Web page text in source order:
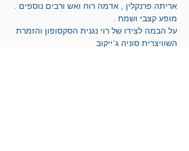
אריתה פרנקלין , אדמה רוח ואש ורבים נוספים .
מופע קצבי ושמח .
על הבמה לצידו של רוי נגנית הסקסופון והזמרת
השוויצרית סוניה ג'ייקוב